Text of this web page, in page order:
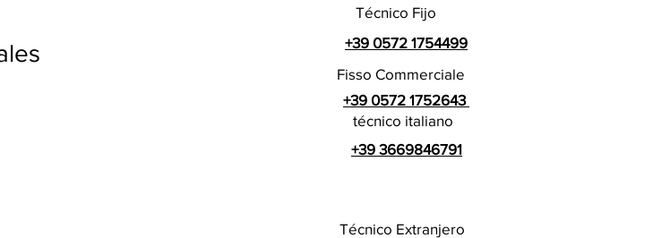
Técnico Fijo
+39 0572 1754499
Fisso Commerciale
+39 0572 1752643
técnico italiano
+39 3669846791
Técnico Extranjero